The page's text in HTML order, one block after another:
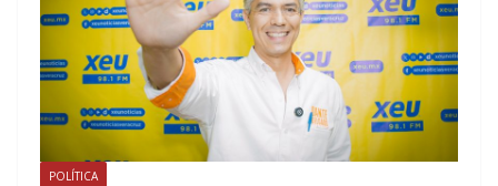
POLÍTICA